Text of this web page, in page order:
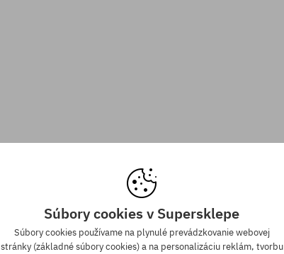
Súbory cookies v Supersklepe
Súbory cookies používame na plynulé prevádzkovanie webovej
stránky (základné súbory cookies) a na personalizáciu reklám, tvorbu